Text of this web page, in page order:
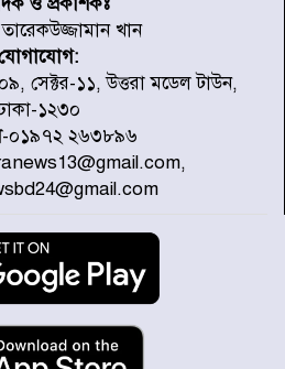
খাতে জিডিপির ৫ শতাংশ
ঘোষণা স্থানীয় সরকার মন্ত্রীর
জাদুঘর ঘুরে দেখলেন এনসিপি
দাবানল নেভাতে গিয়ে
বিধ্বস্ত, নিহত ১
খান
সেক্টর-১১, উত্তরা মডেল টাউন,
১২৩০
-০১৯৭২ ২৬৩৮৯৬